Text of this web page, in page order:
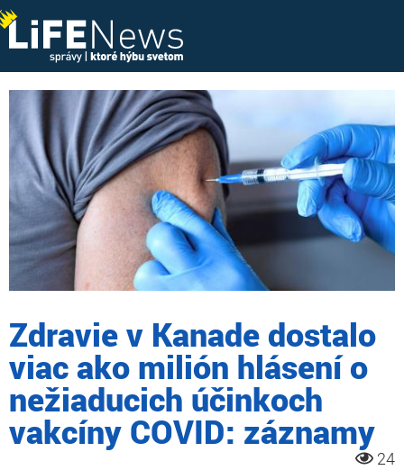
Zdravie v Kanade dostalo
viac ako milión hlásení o
nežiaducich účinkoch
vakcíny COVID: záznamy
24